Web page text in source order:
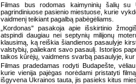
Filmas bus rodomas kaimyninių šalių su
pagrindiniuose pasienio miestuose, kurie
vaidmenį teikiant pagalbą pabėgėliams.
„Kordonas" pasakoja apie išskirtinio
atspindi daugiau nei septynių milijonų
klausimą, ką reiškia šiandienos pasaulyje
valstybių, paliekant savo pasaulį. Istorijos
taikos kūrėjų, vaidmens svarbą pasaulyje,
Filmas pradedamas rodyti Budapešte,
kurie vienija pajėgas norėdami pristatyti
išgyvena Ukrainos tauta, jis pasieks kitus